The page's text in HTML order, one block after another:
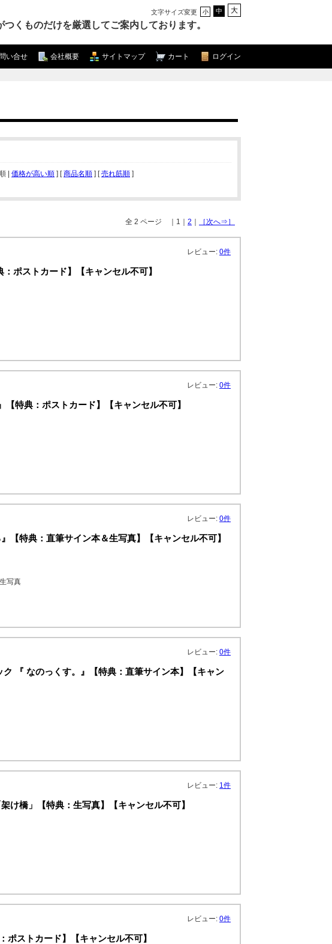
文字サイズ変更 小 中 大
くものだけを厳選してご案内しております。
ログイン
カート
サイトマップ
会社概要
い合せ
| 価格が高い順 ] [商品名順 ] [売れ筋順 ]
全 2 ページ ｜1｜ 2 ［次へ⇒］
レビュー: 0件
ポストカード】【キャンセル不可】
レビュー: 0件
特典：ポストカード】【キャンセル不可】
レビュー: 0件
【特典：直筆サイン本＆生写真】【キャンセル不可】
写真
レビュー: 0件
『 なのっくす。』【特典：直筆サイン本】【キャン
レビュー: 1件
け橋」【特典：生写真】【キャンセル不可】
レビュー: 0件
ポストカード】【キャンセル不可】